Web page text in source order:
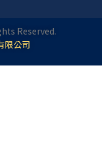
Reserved.
限公司